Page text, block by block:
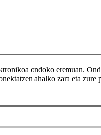
ondoko eremuan.
ahalko zara eta